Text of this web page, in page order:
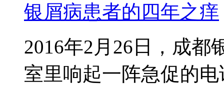
银屑病患者的四年之痒
2016年2月26日，成都
室里响起一阵急促的